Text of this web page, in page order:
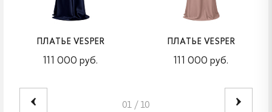
ПЛАТЬЕ VESPER
111 000 руб.
ПЛАТЬЕ VESPER
111 000 руб.
01 / 10